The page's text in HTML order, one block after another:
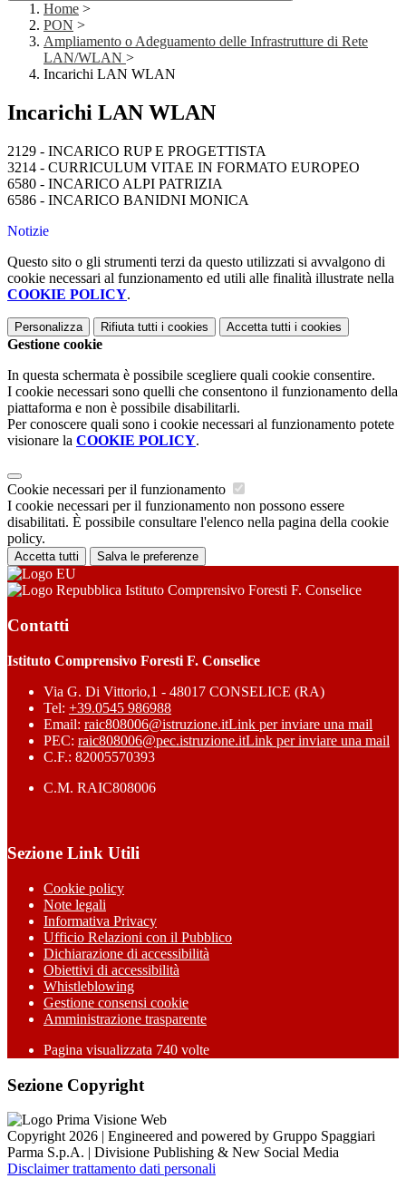
Home >
PON >
Ampliamento o Adeguamento delle Infrastrutture di Rete
LAN/WLAN >
Incarichi LAN WLAN
Incarichi LAN WLAN
2129 - INCARICO RUP E PROGETTISTA
3214 - CURRICULUM VITAE IN FORMATO EUROPEO
6580 - INCARICO ALPI PATRIZIA
6586 - INCARICO BANIDNI MONICA
Notizie
Questo sito o gli strumenti terzi da questo utilizzati si avvalgono di
cookie necessari al funzionamento ed utili alle finalità illustrate nella
COOKIE POLICY.
Personalizza Rifiuta tutti i cookies Accetta tutti i cookies
Gestione cookie
In questa schermata è possibile scegliere quali cookie consentire.
I cookie necessari sono quelli che consentono il funzionamento della
piattaforma e non è possibile disabilitarli.
Per conoscere quali sono i cookie necessari al funzionamento potete
visionare la COOKIE POLICY.
Cookie necessari per il funzionamento
I cookie necessari per il funzionamento non possono essere
disabilitati. È possibile consultare l'elenco nella pagina della cookie
policy.
Accetta tutti Salva le preferenze
Istituto Comprensivo Foresti F. Conselice
Contatti
Istituto Comprensivo Foresti F. Conselice
Via G. Di Vittorio,1 - 48017 CONSELICE (RA)
Tel: +39.0545 986988
Email: raic808006@istruzione.itLink per inviare una mail
PEC: raic808006@pec.istruzione.itLink per inviare una mail
C.F.: 82005570393
C.M. RAIC808006
Sezione Link Utili
Cookie policy
Note legali
Informativa Privacy
Ufficio Relazioni con il Pubblico
Dichiarazione di accessibilità
Obiettivi di accessibilità
Whistleblowing
Gestione consensi cookie
Amministrazione trasparente
Pagina visualizzata 740 volte
Sezione Copyright
Copyright 2026 | Engineered and powered by Gruppo Spaggiari
Parma S.p.A. | Divisione Publishing & New Social Media
Disclaimer trattamento dati personali